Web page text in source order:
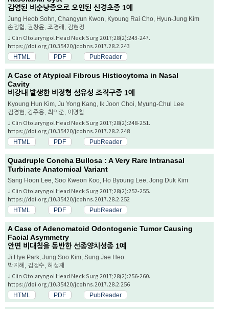
감염된 비순낭종으로 오인된 신경초종 1예
Jung Heob Sohn, Changyun Kwon, Kyoung Rai Cho, Hyun-Jung Kim
손정협, 권창윤, 조경래, 김현정
J Clin Otolaryngol Head Neck Surg 2017;28(2):243-247.
https://doi.org/10.35420/jcohns.2017.28.2.243
HTML PDF PubReader
A Case of Atypical Fibrous Histiocytoma in Nasal
Cavity
비강내 발생한 비정형 섬유성 조직구종 1예
Kyoung Hun Kim, Ju Yong Kang, Ik Joon Choi, Myung-Chul Lee
김경헌, 강주용, 최익준, 이명철
J Clin Otolaryngol Head Neck Surg 2017;28(2):248-251.
https://doi.org/10.35420/jcohns.2017.28.2.248
HTML PDF PubReader
Quadruple Concha Bullosa : A Very Rare Intranasal
Turbinate Anatomical Variant
Sang Hoon Lee, Soo Kweon Koo, Ho Byoung Lee, Jong Duk Kim
J Clin Otolaryngol Head Neck Surg 2017;28(2):252-255.
https://doi.org/10.35420/jcohns.2017.28.2.252
HTML PDF PubReader
A Case of Adenomatoid Odontogenic Tumor Causing
Facial Asymmetry
안면 비대칭을 동반한 선종양치성종 1예
Ji Hye Park, Jung Soo Kim, Sung Jae Heo
박지혜, 김정수, 허성재
J Clin Otolaryngol Head Neck Surg 2017;28(2):256-260.
https://doi.org/10.35420/jcohns.2017.28.2.256
HTML PDF PubReader